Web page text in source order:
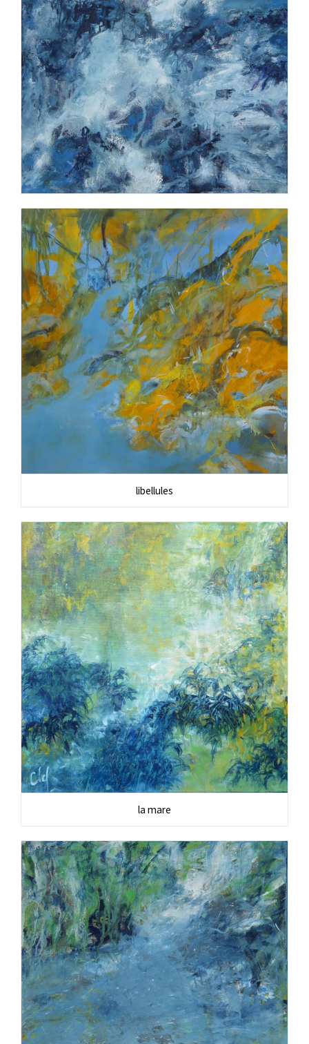
libellules
la mare